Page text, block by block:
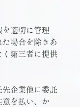
適切に管理
場合を除きあ
第三者に提供
企業他に委託
を払い、か